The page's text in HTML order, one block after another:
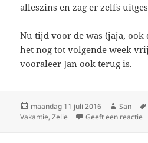
alleszins en zag er zelfs
Nu tijd voor de was (jaja, ook
het nog tot volgende week
vooraleer Jan ook terug is.
Geplaatst
op
maandag 11 juli 2016 Auteur
San
Vakantie,Zelie Geeft een reactie